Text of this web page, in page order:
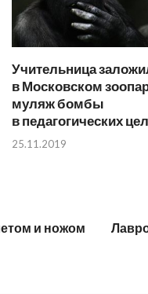
Учительница
в Московском
муляж бомбы
в педагогических
25.11.2019
и ножом